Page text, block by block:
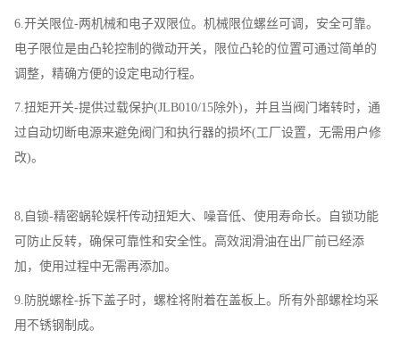
6.开关限位-两机械和电子双限位。机械限位螺丝可调，安全可靠。
电子限位是由凸轮控制的微动开关，限位凸轮的位置可通过简单的
调整，精确方便的设定电动行程。
7.扭矩开关-提供过载保护(JLB010/15除外)，并且当阀门堵转时，通
过自动切断电源来避免阀门和执行器的损坏(工厂设置，无需用户修
改)。
8,自锁-精密蜗轮娱杆传动扭矩大、噪音低、使用寿命长。自锁功能
可防止反转，确保可靠性和安全性。高效润滑油在出厂前已经添
加，使用过程中无需再添加。
9.防脱螺栓-拆下盖子时，螺栓将附着在盖板上。所有外部螺栓均采
用不锈钢制成。